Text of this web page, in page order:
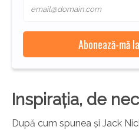
Inspirația, de
După cum spunea și Jack